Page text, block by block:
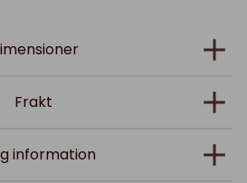
Frakt
information